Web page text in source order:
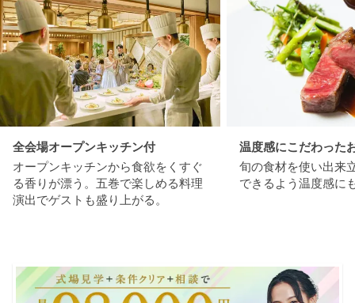
全会場オープンキッチン付
オープンキッチンから食欲をくすぐ
る香りが漂う。五巻で楽しめる料理
演出でゲストも盛り上がる。
温度感にこだわった
旬の食材を使い出来
できるよう温度感に